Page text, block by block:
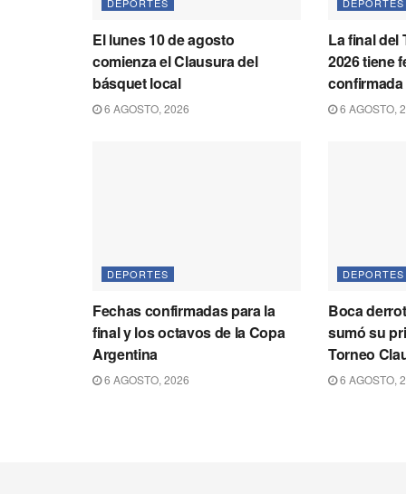
DEPORTES
El lunes 10 de agosto
comienza el Clausura del
básquet local
6 AGOSTO, 2026
DEPORTES
La final del
2026 tiene
confirmada
6 AGOSTO,
DEPORTES
Fechas confirmadas para la
final y los octavos de la Copa
Argentina
6 AGOSTO, 2026
DEPORTES
Boca
sumó su
Torneo
6 AGOSTO,